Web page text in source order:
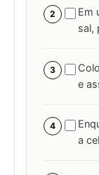
2
Em
sal,
3
e
4
a